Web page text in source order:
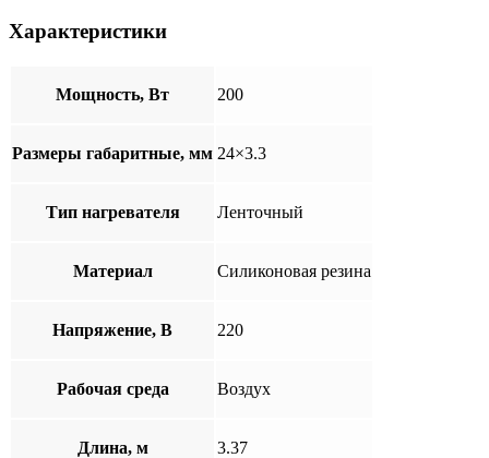
Характеристики
Мощность, Вт 200
Размеры габаритные, мм 24×3.3
Тип нагревателя Ленточный
Материал Cиликоновая резина
Напряжение, В 220
Рабочая среда Воздух
Длина, м 3.37